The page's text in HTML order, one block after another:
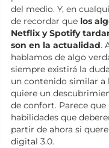
del medio. Y, en
de recordar que los
Netflix y Spotify
son en la actualidad.
hablamos de algo
siempre existirá la
un contenido similar a
quiere un
de confort. Parece que
habilidades que
partir de ahora si
digital 3.0.